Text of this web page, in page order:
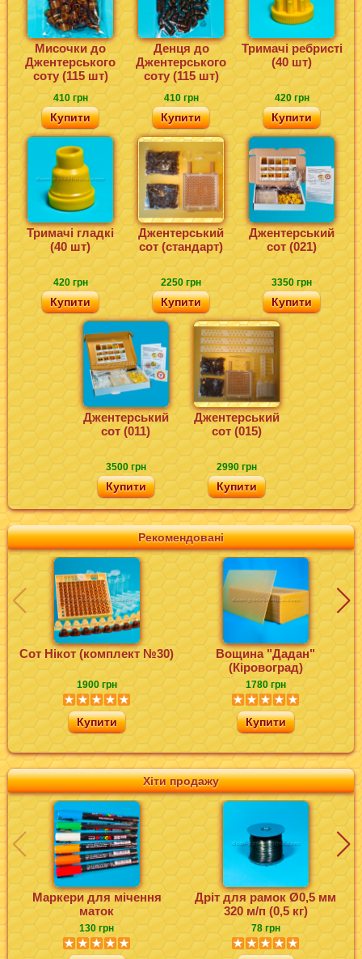
Хіти продажу
Маркери для мічення
маток
130 грн
Дріт для рамок Ø0,5 мм
320 м/п (0,5 кг)
78 грн
Рекомендовані
Сот Нікот (комплект №30)
1900 грн
Купити
Вощина "Дадан"
(Кіровоград)
1780 грн
Купити
Мисочки до
Джентерського
соту (115 шт)
410 грн
Купити
Денця до
Джентерського
соту (115 шт)
410 грн
Купити
Тримачі ребристі
(40 шт)
420 грн
Купити
Тримачі гладкі
(40 шт)
420 грн
Купити
Джентерський
сот (стандарт)
2250 грн
Купити
Джентерський
сот (021)
3350 грн
Купити
Джентерський
сот (011)
3500 грн
Купити
Джентерський
сот (015)
2990 грн
Купити